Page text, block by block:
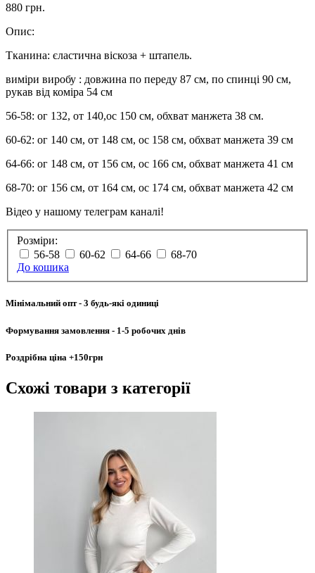
880 грн.
Опис:
Тканина: єластична віскоза + штапель.
виміри виробу : довжина по переду 87 см, по спинці 90 см,
рукав від коміра 54 см
56-58: ог 132, от 140,ос 150 см, обхват манжета 38 см.
60-62: ог 140 см, от 148 см, ос 158 см, обхват манжета 39 см
64-66: ог 148 см, от 156 см, ос 166 см, обхват манжета 41 см
68-70: ог 156 см, от 164 см, ос 174 см, обхват манжета 42 см
Відео у нашому телеграм каналі!
Розміри:
56-58
60-62 64-66
68-70
До кошика
Мінімальний опт- 3 будь-які одиниці
Формування замовлення - 1-5 робочих днів
Роздрібна ціна +150грн
Схожі товари з категорії